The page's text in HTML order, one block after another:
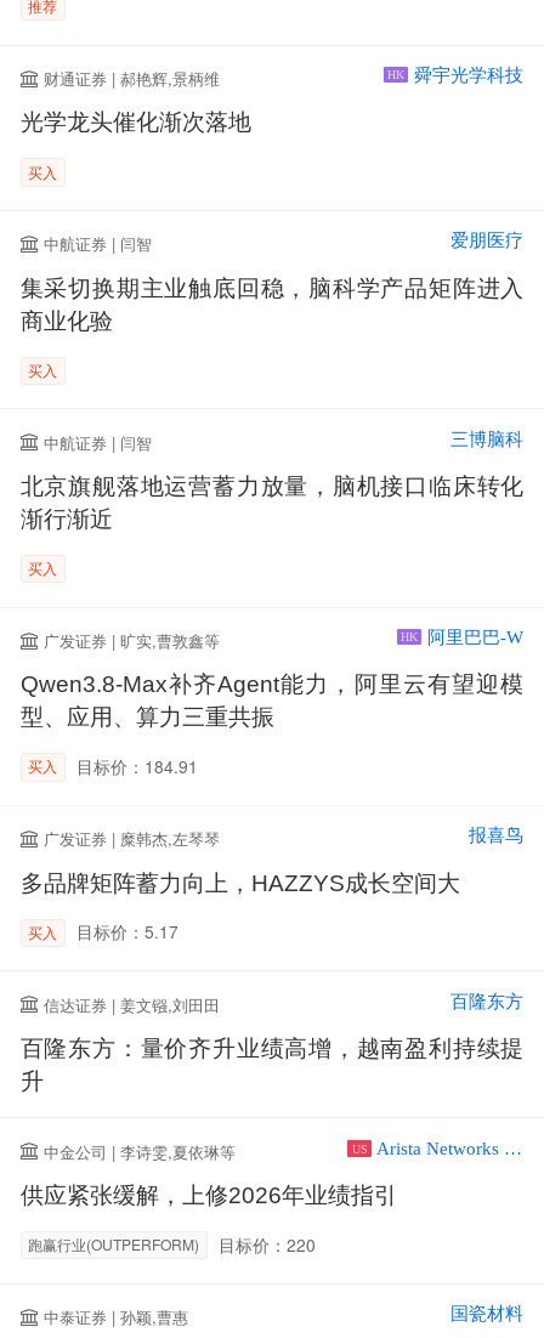
推荐
财通证券 | 郝艳辉,景柄维 HK 舜宇光学科技
光学龙头催化渐次落地
买入
中航证券 | 闫智 爱朋医疗
集采切换期主业触底回稳，脑科学产品矩阵进入
商业化验
买入
中航证券 | 闫智 三博脑科
北京旗舰落地运营蓄力放量，脑机接口临床转化
渐行渐近
买入
广发证券 | 旷实,曹敦鑫等 HK 阿里巴巴-W
Qwen3.8-Max补齐Agent能力，阿里云有望迎模
型、应用、算力三重共振
买入 目标价：184.91
广发证券 | 糜韩杰,左琴琴 报喜鸟
多品牌矩阵蓄力向上，HAZZYS成长空间大
买入 目标价：5.17
信达证券 | 姜文镪,刘田田 百隆东方
百隆东方：量价齐升业绩高增，越南盈利持续提
升
中金公司 | 李诗雯,夏依琳等 US Arista Networks Inc
供应紧张缓解，上修2026年业绩指引
跑赢行业(OUTPERFORM) 目标价：220
中泰证券 | 孙颖,曹惠 国瓷材料